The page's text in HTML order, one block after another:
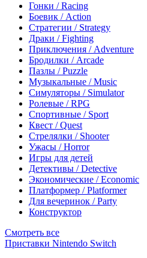
Гонки / Racing
Боевик / Action
Стратегии / Strategy
Драки / Fighting
Приключения / Adventure
Бродилки / Arcade
Пазлы / Puzzle
Музыкальные / Music
Симуляторы / Simulator
Ролевые / RPG
Спортивные / Sport
Квест / Quest
Стрелялки / Shooter
Ужасы / Horror
Игры для детей
Детективы / Detective
Экономические / Economic
Платформер / Platformer
Для вечеринок / Party
Конструктор
Смотреть все
Приставки Nintendo Switch